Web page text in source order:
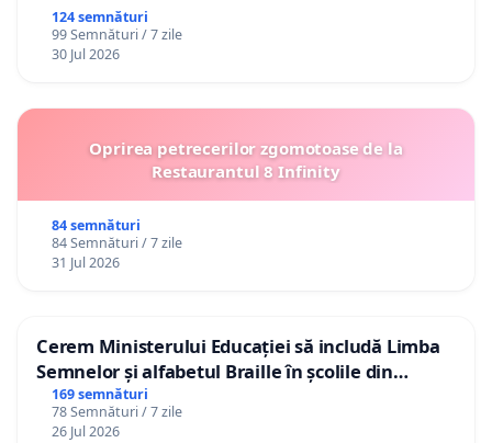
124 semnături
99 Semnături / 7 zile
30 Jul 2026
Oprirea petrecerilor zgomotoase de la
Restaurantul 8 Infinity
84 semnături
84 Semnături / 7 zile
31 Jul 2026
Cerem Ministerului Educației să includă Limba
Semnelor și alfabetul Braille în școlile din
Republica Moldova!
169 semnături
78 Semnături / 7 zile
26 Jul 2026